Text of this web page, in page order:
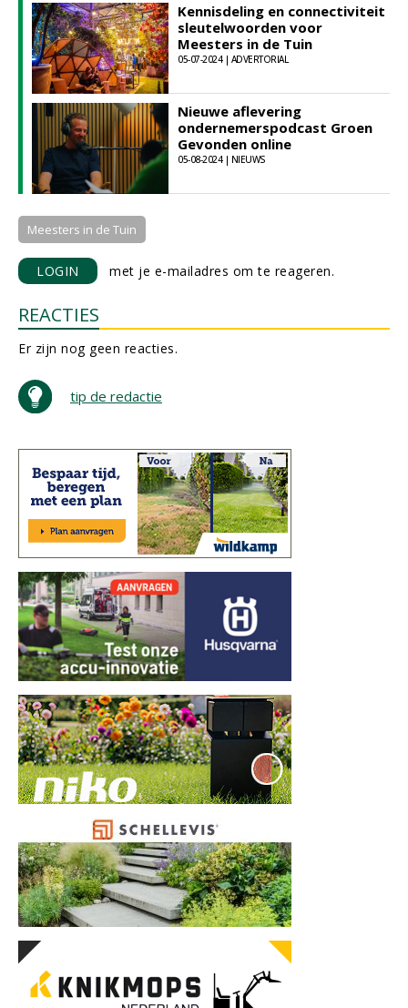
Kennisdeling en connectiviteit
sleutelwoorden voor
Meesters in de Tuin
05-07-2024 | ADVERTORIAL
Nieuwe aflevering
ondernemerspodcast Groen
Gevonden online
05-08-2024 | NIEUWS
Meesters in de Tuin
LOGIN met je e-mailadres om te reageren.
REACTIES
Er zijn nog geen reacties.
tip de redactie